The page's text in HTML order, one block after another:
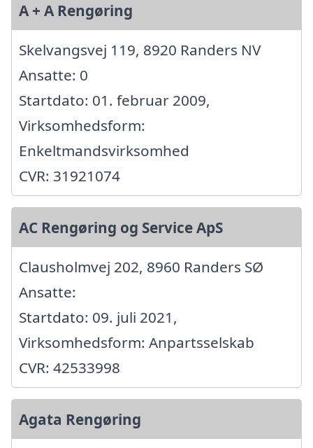
A + A Rengøring
Skelvangsvej 119, 8920 Randers NV
Ansatte: 0
Startdato: 01. februar 2009,
Virksomhedsform:
Enkeltmandsvirksomhed
CVR: 31921074
AC Rengøring og Service ApS
Clausholmvej 202, 8960 Randers SØ
Ansatte:
Startdato: 09. juli 2021,
Virksomhedsform: Anpartsselskab
CVR: 42533998
Agata Rengøring